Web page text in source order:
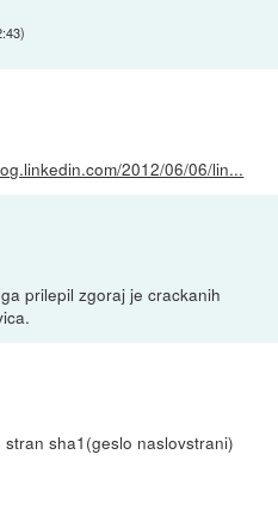
)
2012/06/06/lin...
prilepil zgoraj je crackanih
sha1(geslo naslovstrani)